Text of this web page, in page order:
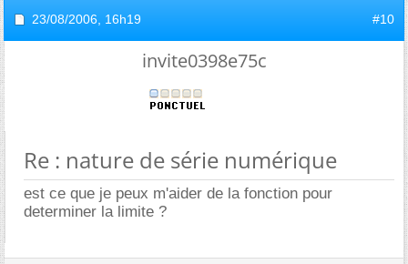
23/08/2006, 16h19 #10
invite0398e75c
Re : nature de série numérique
est ce que je peux m'aider de la fonction pour
determiner la limite ?